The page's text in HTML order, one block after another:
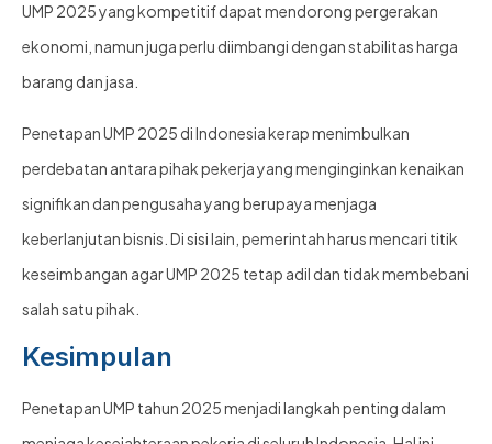
UMP 2025 yang kompetitif dapat mendorong pergerakan
ekonomi, namun juga perlu diimbangi dengan stabilitas harga
barang dan jasa.
Penetapan UMP 2025 di Indonesia kerap menimbulkan
perdebatan antara pihak pekerja yang menginginkan kenaikan
signifikan dan pengusaha yang berupaya menjaga
keberlanjutan bisnis. Di sisi lain, pemerintah harus mencari titik
keseimbangan agar UMP 2025 tetap adil dan tidak membebani
salah satu pihak.
Kesimpulan
Penetapan UMP tahun 2025 menjadi langkah penting dalam